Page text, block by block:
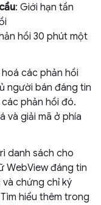
: Giới hạn tần
hồi 30 phút một
hoá các phản hồi
người bán đáng tin
phản hồi đó.
và giải mã ở phía
danh sách cho
WebView đáng tin
chứng chỉ ký
hiểu thêm trong